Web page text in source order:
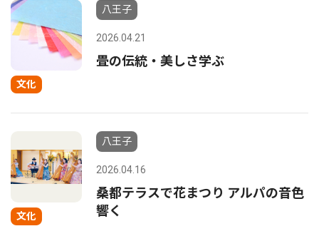
文化
八王子
2026.04.21
畳の伝統・美しさ学ぶ
文化
八王子
2026.04.16
桑都テラスで花まつり アルパの音色
響く